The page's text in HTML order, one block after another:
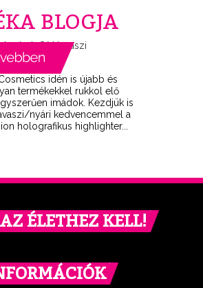
BLOGJA
idén is újabb és
termékekkel rukkol elő
imádok. Kezdjük is
nyári kedvencemmel a
holografikus highlighter...
ÉLETHEZ KELL!